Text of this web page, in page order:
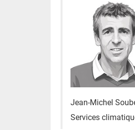
Jean-Michel
Services